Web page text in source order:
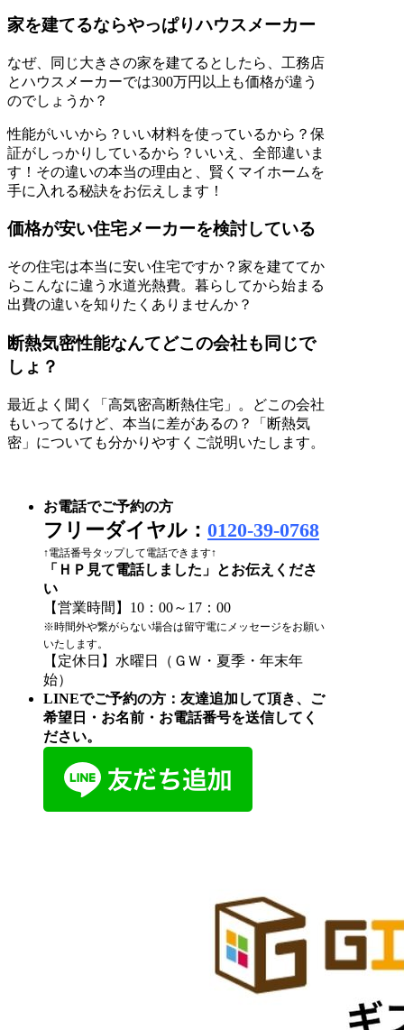
家を建てるならやっぱりハウスメーカー
なぜ、同じ大きさの家を建てるとしたら、工務店
とハウスメーカーでは300万円以上も価格が違う
のでしょうか？
性能がいいから？いい材料を使っているから？保
証がしっかりしているから？いいえ、全部違いま
す！その違いの本当の理由と、賢くマイホームを
手に入れる秘訣をお伝えします！
価格が安い住宅メーカーを検討している
その住宅は本当に安い住宅ですか？家を建ててか
らこんなに違う水道光熱費。暮らしてから始まる
出費の違いを知りたくありませんか？
断熱気密性能なんてどこの会社も同じで
しょ？
最近よく聞く「高気密高断熱住宅」。どこの会社
もいってるけど、本当に差があるの？「断熱気
密」についても分かりやすくご説明いたします。
お電話でご予約の方
フリーダイヤル： 0120-39-0768
↑電話番号タップして電話できます↑
「ＨＰ見て電話しました」とお伝えくださ
い
【営業時間】10：00～17：00
※時間外や繋がらない場合は留守電にメッセージをお願い
いたします。
【定休日】水曜日（ＧＷ・夏季・年末年
始）
LINEでご予約の方：友達追加して頂き、ご
希望日・お名前・お電話番号を送信してく
ださい。